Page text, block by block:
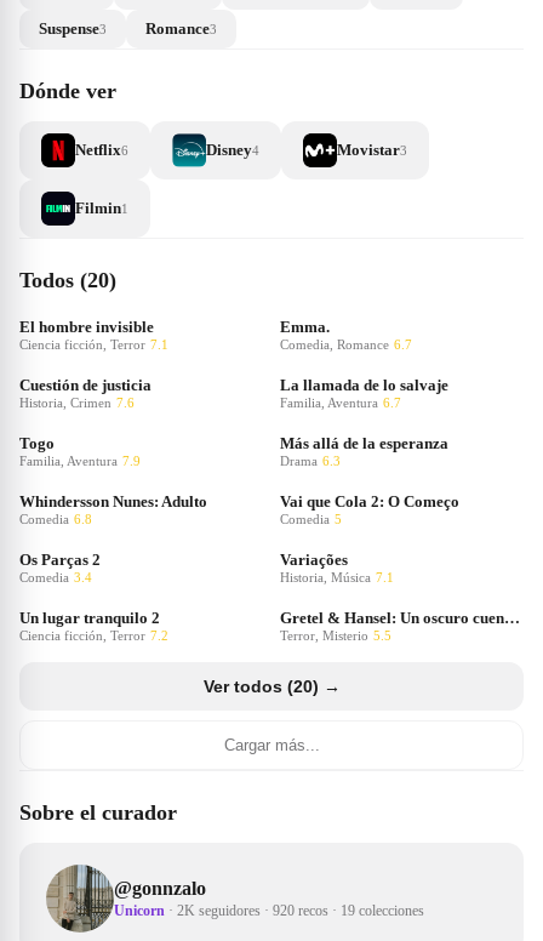
Suspense3 Romance3
Dónde ver
Netflix6 Disney4 Movistar3
Filmin1
Todos (20)
El hombre invisible
Ciencia ficción, Terror 7.1
Emma.
Comedia, Romance 6.7
Cuestión de justicia
Historia, Crimen 7.6
La llamada de lo salvaje
Familia, Aventura 6.7
Togo
Familia, Aventura 7.9
Más allá de la esperanza
Drama 6.3
Whindersson Nunes: Adulto
Comedia 6.8
Vai que Cola 2: O Começo
Comedia 5
Os Parças 2
Comedia 3.4
Variações
Historia, Música 7.1
Un lugar tranquilo 2
Ciencia ficción, Terror 7.2
Gretel & Hansel: Un oscuro cuento de hadas
Terror, Misterio 5.5
Ver todos (20) →
Cargar más...
Sobre el curador
@gonnzalo
Unicorn · 2K seguidores · 920 recos · 19 colecciones